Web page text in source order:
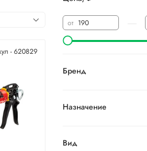
- 620829
от
Бренд
Назначение
Вид